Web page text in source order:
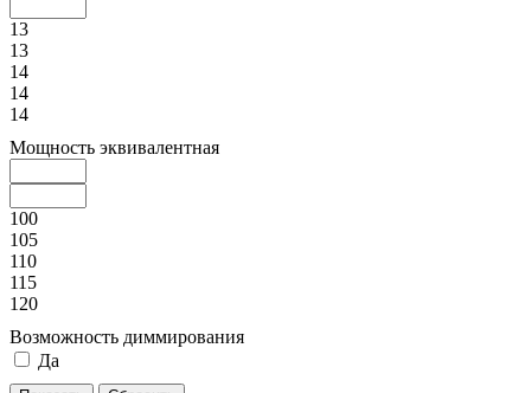
13
13
14
14
14
Мощность эквивалентная
100
105
110
115
120
Возможность диммирования
Да